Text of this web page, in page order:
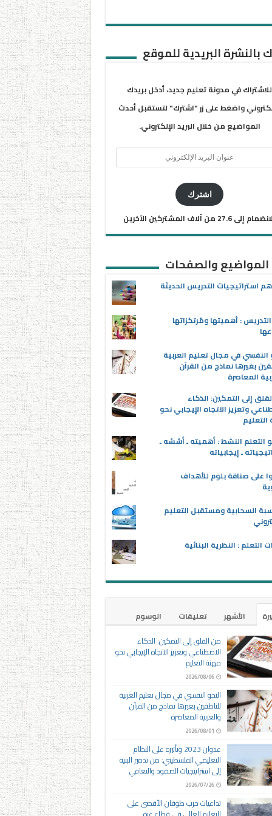
بالنشرة البريدية للموقع
للاشتراك في مدونة تعليم جديد، أدخل بريدك
واضغط على زر "اشترك" لتستقبل أحدث
المواضيع من خلال البريد الإلكتروني.
اشترك
إلى 27.6 من آلاف المشتركين الآخرين
المواضيع والصفحات
استراتيجيات التدريس الحديثة
: أهميتها ومُرتكزاتها
النفسي في مجال تعليم العربية
بغيرها نماذج من القرآن
المعاصرة
إلى التمكين: الذكاء
وتعزيز الاتجاه الإيجابي نحو
التعلم النشط : أهميته ـ أسُسُه ـ
ـ إيجابياته
على صنافة بلوم للأهداف
السحابية ومستقبل التعليم
التعلم : النظرية البنائية
الأشهر تعليقات
الوسوم
من القلق إلى التمكين: الذكاء
الاصطناعي وتعزيز الاتجاه الإيجابي نحو
مهنة التعليم
2026/08/06
النحو النفسي في مجال تعليم العربية
للناطقين بغيرها نماذج من القرآن
والعربية المعاصرة
2026/08/01
عدوان 2023 وتأثيره على النظام
التعليمي الفلسطيني: من تدمير البنية
إلى استراتيجيات الصمود والتعافي
2026/07/26
تداعيات حرب طوفان الأقصى على